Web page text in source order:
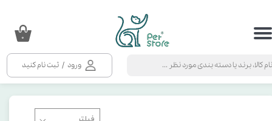
ورود / ثبت نام کنید
حساب کاربری من
سفارشات
۰